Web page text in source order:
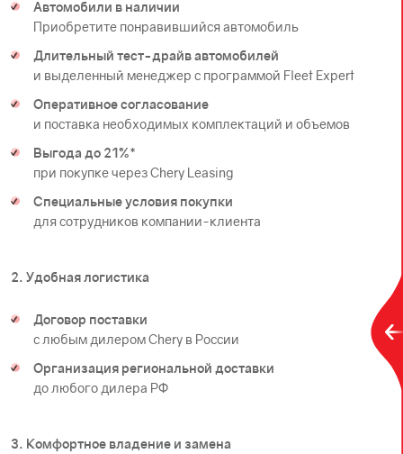
Автомобили в наличии
Приобретите понравившийся автомобиль
Длительный тест-драйв автомобилей
и выделенный менеджер с программой Fleet Expert
Оперативное согласование
и поставка необходимых комплектаций и объемов
Выгода до 21%*
при покупке через Chery Leasing
Специальные условия покупки
для сотрудников компании-клиента
2. Удобная логистика
Договор поставки
с любым дилером Chery в России
Организация региональной доставки
до любого дилера РФ
3. Комфортное владение и замена